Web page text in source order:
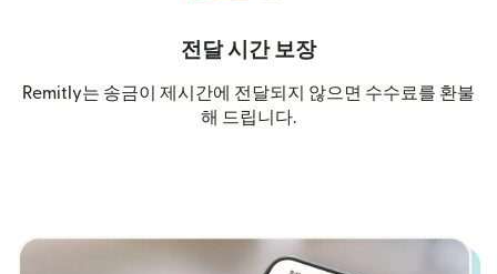
전달 시간 보장
Remitly는 송금이 제시간에 전달되지 않으면 수수료를 환불
해 드립니다.